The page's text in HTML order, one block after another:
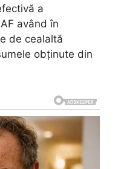
a
având în
de cealaltă
obținute din